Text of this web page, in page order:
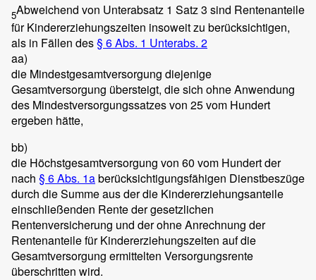
5Abweichend von Unterabsatz 1 Satz 3 sind Rentenanteile
für Kindererziehungszeiten insoweit zu berücksichtigen,
als in Fällen des§ 6 Abs. 1 Unterabs. 2
aa)
die Mindestgesamtversorgung diejenige
Gesamtversorgung übersteigt, die sich ohne Anwendung
des Mindestversorgungssatzes von 25 vom Hundert
ergeben hätte,
bb)
die Höchstgesamtversorgung von 60 vom Hundert der
nach § 6 Abs. 1aberücksichtigungsfähigen Dienstbeszüge
durch die Summe aus der die Kindererziehungsanteile
einschließenden Rente der gesetzlichen
Rentenversicherung und der ohne Anrechnung der
Rentenanteile für Kindererziehungszeiten auf die
Gesamtversorgung ermittelten Versorgungsrente
überschritten wird.